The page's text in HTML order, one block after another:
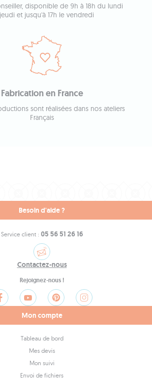
disponible de 9h à 18h du lundi
et jusqu'à 17h le vendredi
Fabrication en France
sont réalisées dans nos ateliers
Français
Besoin d'aide ?
Service client : 05 56 51 26 16
Contactez-nous
Rejoignez-nous !
Mon compte
Tableau de bord
Mes devis
Mon suivi
Envoi de fichiers